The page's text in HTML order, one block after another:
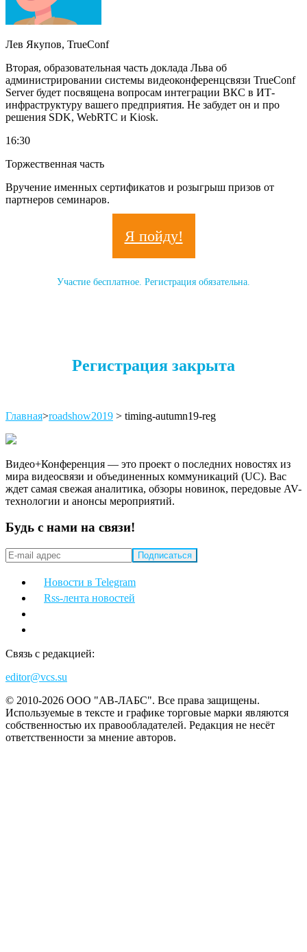
Лев Якупов, TrueConf
Вторая, образовательная часть доклада Льва об
администрировании системы видеоконференцсвязи TrueConf
Server будет посвящена вопросам интеграции ВКС в ИТ-
инфраструктуру вашего предприятия. Не забудет он и про
решения SDK, WebRTC и Kiosk.
16:30
Торжественная часть
Вручение именных сертификатов и розыгрыш призов от
партнеров семинаров.
Я пойду!
Участие бесплатное. Регистрация обязательна.
Регистрация закрыта
Главная>roadshow2019 > timing-autumn19-reg
Видео+Конференция — это проект о последних новостях из
мира видеосвязи и объединенных коммуникаций (UC). Вас
ждет самая свежая аналитика, обзоры новинок, передовые AV-
технологии и анонсы мероприятий.
Будь с нами на связи!
Новости в Telegram
Rss-лента новостей
Связь с редакцией:
editor@vcs.su
© 2010-2026 ООО "АВ-ЛАБС". Все права защищены.
Используемые в тексте и графике торговые марки являются
собственностью их правообладателей. Редакция не несёт
ответственности за мнение авторов.